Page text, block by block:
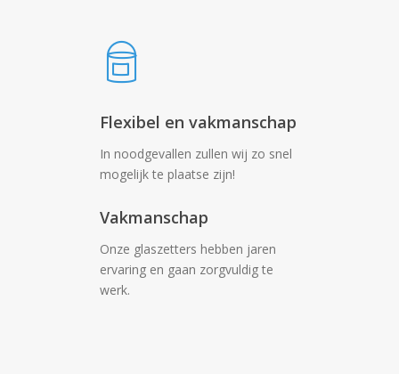
Flexibel en vakmanschap
In noodgevallen zullen wij zo snel
mogelijk te plaatse zijn!
Vakmanschap
Onze glaszetters hebben jaren
ervaring en gaan zorgvuldig te
werk.